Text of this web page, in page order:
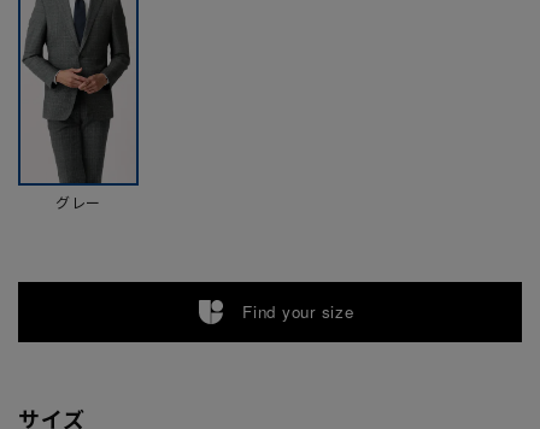
グレー
Find your size
サイズ